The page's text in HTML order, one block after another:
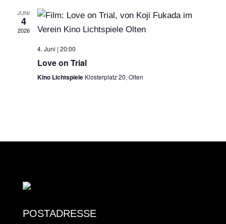
JUNI
4
2026
4. Juni | 20:00
Love on Trial
Kino Lichtspiele Klosterplatz 20, Olten
POSTADRESSE